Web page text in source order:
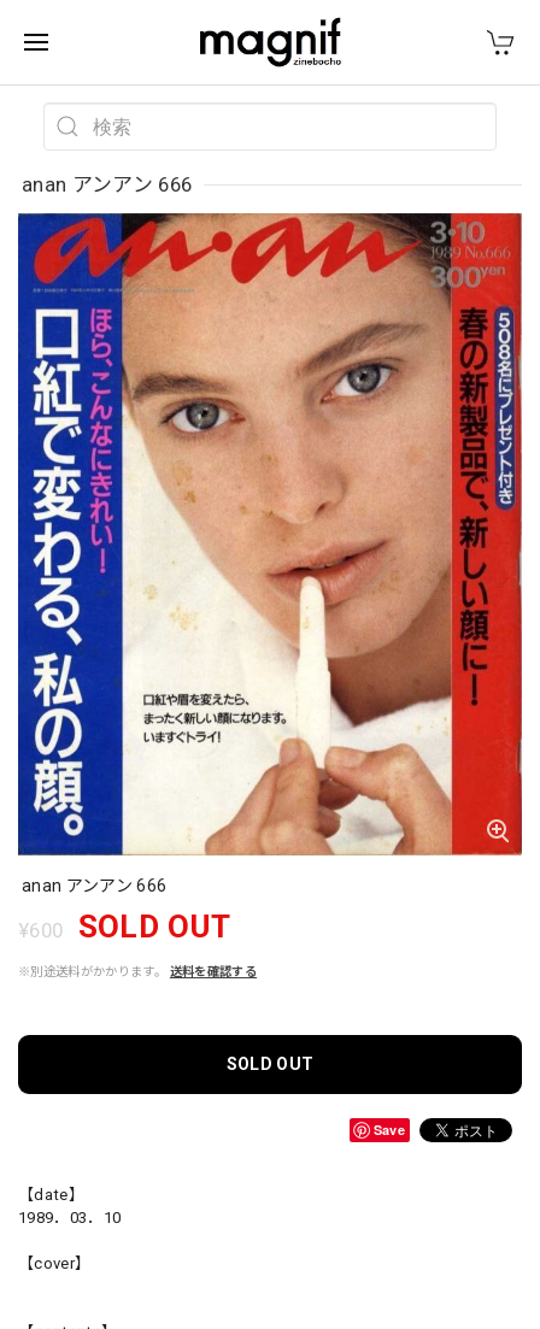
anan アンアン 666
anan アンアン 666
¥600 SOLD OUT
※別途送料がかかります。 送料を確認する
SOLD OUT
Save
【date】
1989．03．10
【cover】